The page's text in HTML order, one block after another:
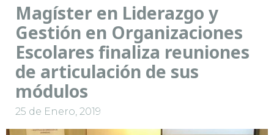
Magíster en Liderazgo y
Gestión en Organizaciones
Escolares finaliza reuniones
de articulación de sus
módulos
25 de Enero, 2019